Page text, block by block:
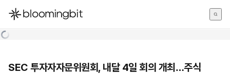
한국어
SEC 투자자자문위원회, 내달 4일 회의 개최…주식